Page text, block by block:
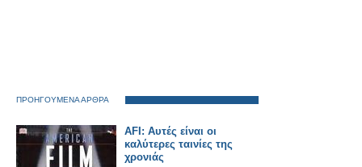
ΠΡΟΗΓΟΥΜΕΝΑ ΑΡΘΡΑ
AFI: Αυτές είναι οι
καλύτερες ταινίες της
χρονιάς